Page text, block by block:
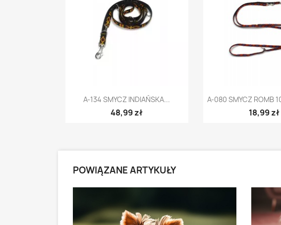
 Szybki podgląd
A-134 SMYCZ INDIAŃSKA...
48,99 zł
Szybki
A-080 SMYCZ ROMB
18,99 zł
POWIĄZANE ARTYKUŁY